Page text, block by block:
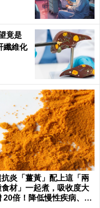
竟是
纖維化
抗炎「薑黃」配上這「兩
食材」一起煮，吸收度大
20倍！降低慢性疾病、癌